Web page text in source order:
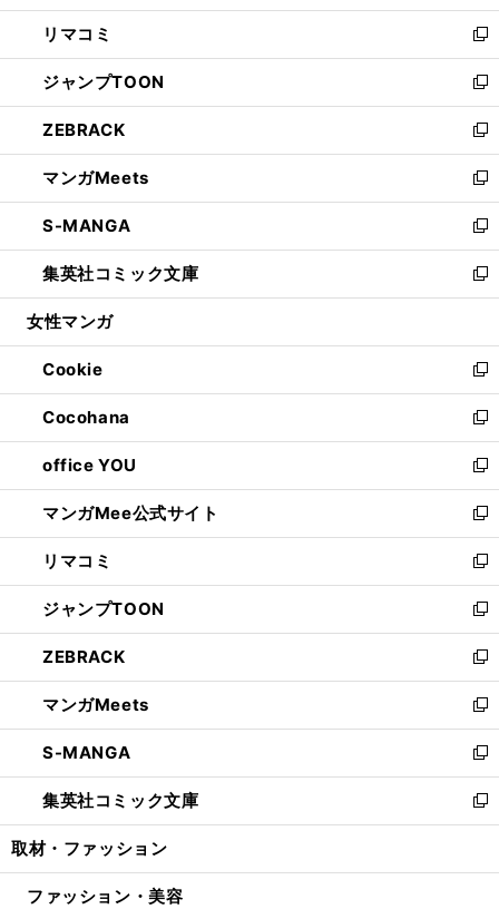
ウ
で
開
く
ン
ド
ウ
で
開
く
ウ
ィ
ン
ド
ウ
で
開
く
し
い
ウ
ィ
ン
ド
ウ
で
開
く
リマコミ
新
し
い
ウ
ィ
ン
ド
ウ
で
開
く
ジャンプTOON
新
し
い
ウ
ィ
ン
ド
ウ
で
開
ZEBRACK
新
し
い
ウ
ィ
ン
ド
ウ
開
く
マンガMeets
新
し
い
ウ
ィ
ン
ウ
で
開
く
S-MANGA
新
し
い
ウ
ン
ド
ウ
で
開
く
集英社コミック文庫
新
し
ウ
ィ
ン
ド
ウ
で
開
く
女性マンガ
Cookie
新
し
い
ウ
ィ
ン
ド
ウ
で
開
く
Cocohana
新
し
い
ウ
ィ
ン
ド
ウ
で
開
く
office YOU
新
し
い
ウ
ィ
ン
ド
ウ
で
開
く
マンガMee公式サイト
新
し
い
ウ
ィ
ン
ド
ウ
で
開
く
リマコミ
新
し
い
ウ
ィ
ン
ド
ウ
で
開
く
ジャンプTOON
新
し
い
ウ
ィ
ン
ド
ウ
で
開
ZEBRACK
新
し
い
ウ
ィ
ン
ド
ウ
開
マンガMeets
新
し
い
ウ
ィ
ン
ウ
S-MANGA
新
し
い
ウ
ン
集英社コミック文庫
新
し
ウ
取材・ファッション
ファッション・美容